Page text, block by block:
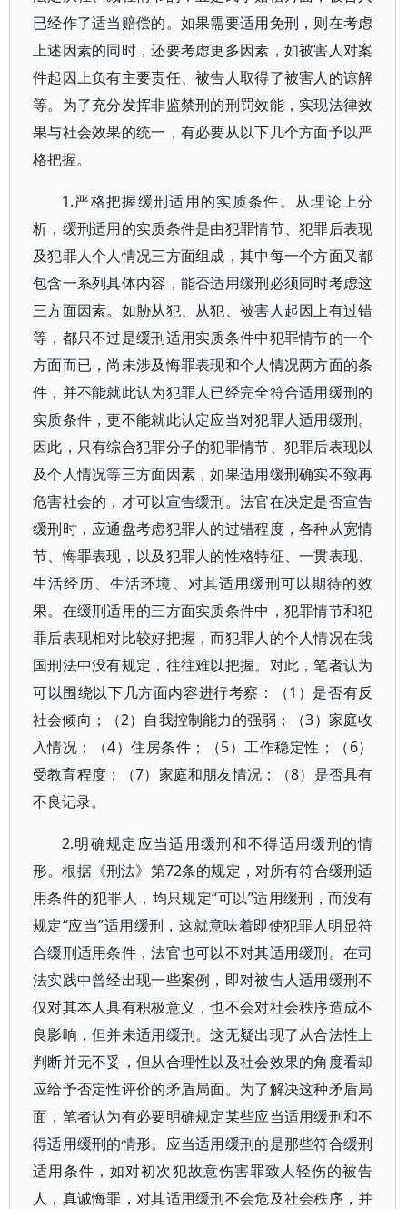
已经作了适当赔偿的。如果需要适用免刑，则在考虑
上述因素的同时，还要考虑更多因素，如被害人对案
件起因上负有主要责任、被告人取得了被害人的谅解
等。为了充分发挥非监禁刑的刑罚效能，实现法律效
果与社会效果的统一，有必要从以下几个方面予以严
格把握。
1.严格把握缓刑适用的实质条件。从理论上分
析，缓刑适用的实质条件是由犯罪情节、犯罪后表现
及犯罪人个人情况三方面组成，其中每一个方面又都
包含一系列具体内容，能否适用缓刑必须同时考虑这
三方面因素。如胁从犯、从犯、被害人起因上有过错
等，都只不过是缓刑适用实质条件中犯罪情节的一个
方面而已，尚未涉及悔罪表现和个人情况两方面的条
件，并不能就此认为犯罪人已经完全符合适用缓刑的
实质条件，更不能就此认定应当对犯罪人适用缓刑。
因此，只有综合犯罪分子的犯罪情节、犯罪后表现以
及个人情况等三方面因素，如果适用缓刑确实不致再
危害社会的，才可以宣告缓刑。法官在决定是否宣告
缓刑时，应通盘考虑犯罪人的过错程度，各种从宽情
节、悔罪表现，以及犯罪人的性格特征、一贯表现、
生活经历、生活环境、对其适用缓刑可以期待的效
果。在缓刑适用的三方面实质条件中，犯罪情节和犯
罪后表现相对比较好把握，而犯罪人的个人情况在我
国刑法中没有规定，往往难以把握。对此，笔者认为
可以围绕以下几方面内容进行考察：（1）是否有反
社会倾向；（2）自我控制能力的强弱；（3）家庭收
入情况；（4）住房条件；（5）工作稳定性；（6）
受教育程度；（7）家庭和朋友情况；（8）是否具有
不良记录。
2.明确规定应当适用缓刑和不得适用缓刑的情
形。根据《刑法》第72条的规定，对所有符合缓刑适
用条件的犯罪人，均只规定“可以”适用缓刑，而没有
规定“应当”适用缓刑，这就意味着即使犯罪人明显符
合缓刑适用条件，法官也可以不对其适用缓刑。在司
法实践中曾经出现一些案例，即对被告人适用缓刑不
仅对其本人具有积极意义，也不会对社会秩序造成不
良影响，但并未适用缓刑。这无疑出现了从合法性上
判断并无不妥，但从合理性以及社会效果的角度看却
应给予否定性评价的矛盾局面。为了解决这种矛盾局
面，笔者认为有必要明确规定某些应当适用缓刑和不
得适用缓刑的情形。应当适用缓刑的是那些符合缓刑
适用条件，如对初次犯故意伤害罪致人轻伤的被告
人，真诚悔罪，对其适用缓刑不会危及社会秩序，并